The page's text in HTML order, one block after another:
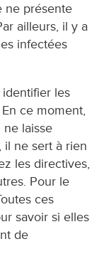
ne présente
ailleurs, il y a
infectées
les
ce moment,
laisse
il ne sert à rien
les directives,
Pour le
ces
savoir si elles
de